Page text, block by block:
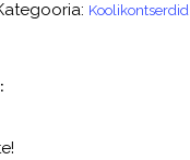
Koolikontserdid